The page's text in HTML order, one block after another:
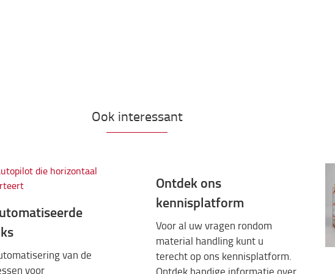
Ook interessant
van de
voor
Ontdek ons
kennisplatform
Voor al uw vragen rondom
material handling kunt u
terecht op ons kennisplatform.
Ontdek handige informatie over